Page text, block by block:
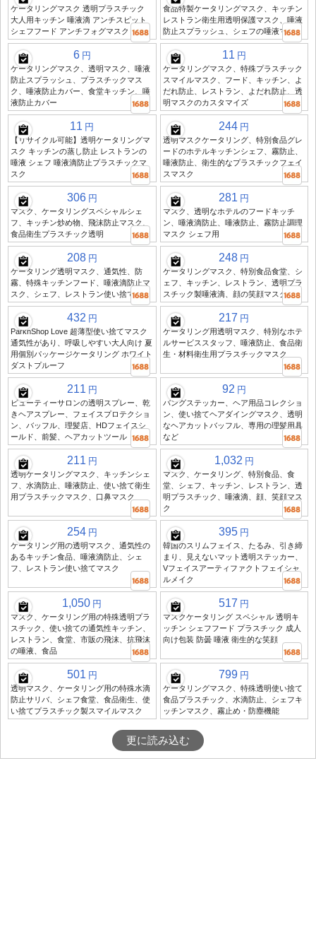
ケータリングマスク 透明プラスチック
大人用キッチン 唾液滴 アンチスピット
シェフフード アンチフォグマスク
食品特製ケータリングマスク、キッチン
レストラン衛生用透明保護マスク、唾液
防止スプラッシュ、シェフの唾液マスク
6 円
ケータリングマスク、透明マスク、唾液
防止スプラッシュ、プラスチックマス
ク、唾液防止カバー、食堂キッチン、唾
液防止カバー
11 円
ケータリングマスク、特殊プラスチック
スマイルマスク、フード、キッチン、よ
だれ防止、レストラン、よだれ防止、透
明マスクのカスタマイズ
11 円
【リサイクル可能】透明ケータリングマ
スク キッチンの蒸し防止 レストランの
唾液 シェフ 唾液滴防止プラスチックマ
スク
244 円
透明マスクケータリング、特別食品グレ
ードのホテルキッチンシェフ、霧防止、
唾液防止、衛生的なプラスチックフェイ
スマスク
306 円
マスク、ケータリングスペシャルシェ
フ、キッチン炒め物、飛沫防止マスク、
食品衛生プラスチック透明
281 円
マスク、透明なホテルのフードキッチ
ン、唾液滴防止、唾液防止、霧防止調理
マスク シェフ用
208 円
ケータリング透明マスク、通気性、防
霧、特殊キッチンフード、唾液滴防止マ
スク、シェフ、レストラン使い捨て
248 円
ケータリングマスク、特別食品食堂、シ
ェフ、キッチン、レストラン、透明プラ
スチック製唾液滴、顔の笑顔マスク
432 円
ParknShop Love 超薄型使い捨てマスク
通気性があり、呼吸しやすい大人向け 夏
用個別パッケージケータリング ホワイト
ダストプルーフ
217 円
ケータリング用透明マスク、特別なホテ
ルサービススタッフ、唾液防止、食品衛
生・材料衛生用プラスチックマスク
211 円
ビューティーサロンの透明スプレー、乾
きヘアスプレー、フェイスプロテクショ
ン、バッフル、理髪店、HDフェイスシ
ールド、前髪、ヘアカットツール
92 円
バングステッカー、ヘア用品コレクショ
ン、使い捨てヘアダイングマスク、透明
なヘアカットバッフル、専用の理髪用具
など
211 円
透明ケータリングマスク、キッチンシェ
フ、水滴防止、唾液防止、使い捨て衛生
用プラスチックマスク、口鼻マスク
1,032 円
マスク、ケータリング、特別食品、食
堂、シェフ、キッチン、レストラン、透
明プラスチック、唾液滴、顔、笑顔マス
ク
254 円
ケータリング用の透明マスク、通気性の
あるキッチン食品、唾液滴防止、シェ
フ、レストラン使い捨てマスク
395 円
韓国のスリムフェイス、たるみ、引き締
まり、見えないマット透明ステッカー、
Vフェイスアーティファクトフェイシャ
ルメイク
1,050 円
マスク、ケータリング用の特殊透明プラ
スチック、使い捨ての通気性キッチン、
レストラン、食堂、市販の飛沫、抗飛沫
の唾液、食品
517 円
マスクケータリング スペシャル 透明キ
ッチン シェフフード プラスチック 成人
向け包装 防曇 唾液 衛生的な笑顔
501 円
透明マスク、ケータリング用の特殊水滴
防止サリバ、シェフ食堂、食品衛生、使
い捨てプラスチック製スマイルマスク
799 円
ケータリングマスク、特殊透明使い捨て
食品プラスチック、水滴防止、シェフキ
ッチンマスク、霧止め・防塵機能
更に読み込む